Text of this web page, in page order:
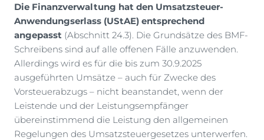
Die Finanzverwaltung hat den Umsatzsteuer-
Anwendungserlass (UStAE) entsprechend
angepasst (Abschnitt 24.3). Die Grundsätze des BMF-
Schreibens sind auf alle offenen Fälle anzuwenden.
Allerdings wird es für die bis zum 30.9.2025
ausgeführten Umsätze – auch für Zwecke des
Vorsteuerabzugs – nicht beanstandet, wenn der
Leistende und der Leistungsempfänger
übereinstimmend die Leistung den allgemeinen
Regelungen des Umsatzsteuergesetzes unterwerfen.